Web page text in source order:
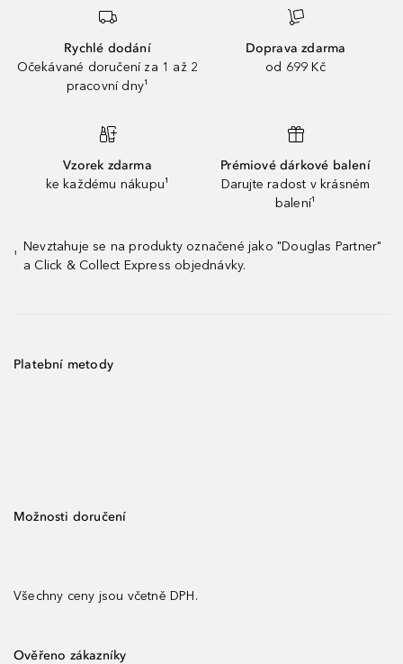
Rychlé dodání
Očekávané doručení za 1 až 2
pracovní dny¹
Doprava zdarma
od 699 Kč
Vzorek zdarma
ke každému nákupu¹
Prémiové dárkové balení
Darujte radost v krásném
balení¹
¹
Nevztahuje se na produkty označené jako "Douglas Partner"
a Click & Collect Express objednávky.
Platební metody
Možnosti doručení
Všechny ceny jsou včetně DPH.
Ověřeno zákazníky